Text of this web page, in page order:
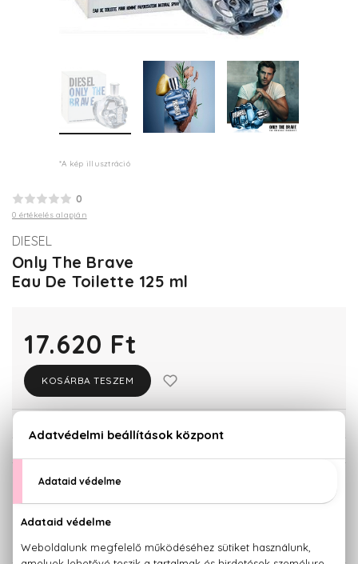
*A kép illusztráció
0
0 értékelés alapján
DIESEL
Only The Brave
Eau De Toilette 125 ml
17.620 Ft
KOSÁRBA TESZEM
KISZERELÉS KIVÁLASZTÁSA